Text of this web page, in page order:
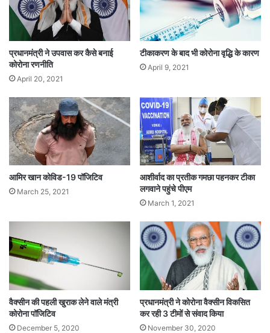
वेंटिलेटर डिलिवरी होने की उम्मीद है।
Tags Coronavirus
प्रधानमंत्री ने उपवास कर कैसे बनाई
कोरोना रणनीति
April 20, 2021
टीकाकरण के बाद भी कोरोना वृद्धि के कारण
April 9, 2021
आमिर खान कोविड-19 पॉजिटिव
March 25, 2021
आशीर्वाद का प्रतीक गमछा पहनकर टीका
लगवाने पहुंचे पीएम
March 1, 2021
वैक्सीन की पहली खुराक लेने वाले मंत्री
कोरोना पॉजिटिव
December 5, 2020
प्रधानमंत्री ने कोरोना वैक्सीन विकसित
कर रही 3 टीमों से संवाद किया
November 30, 2020